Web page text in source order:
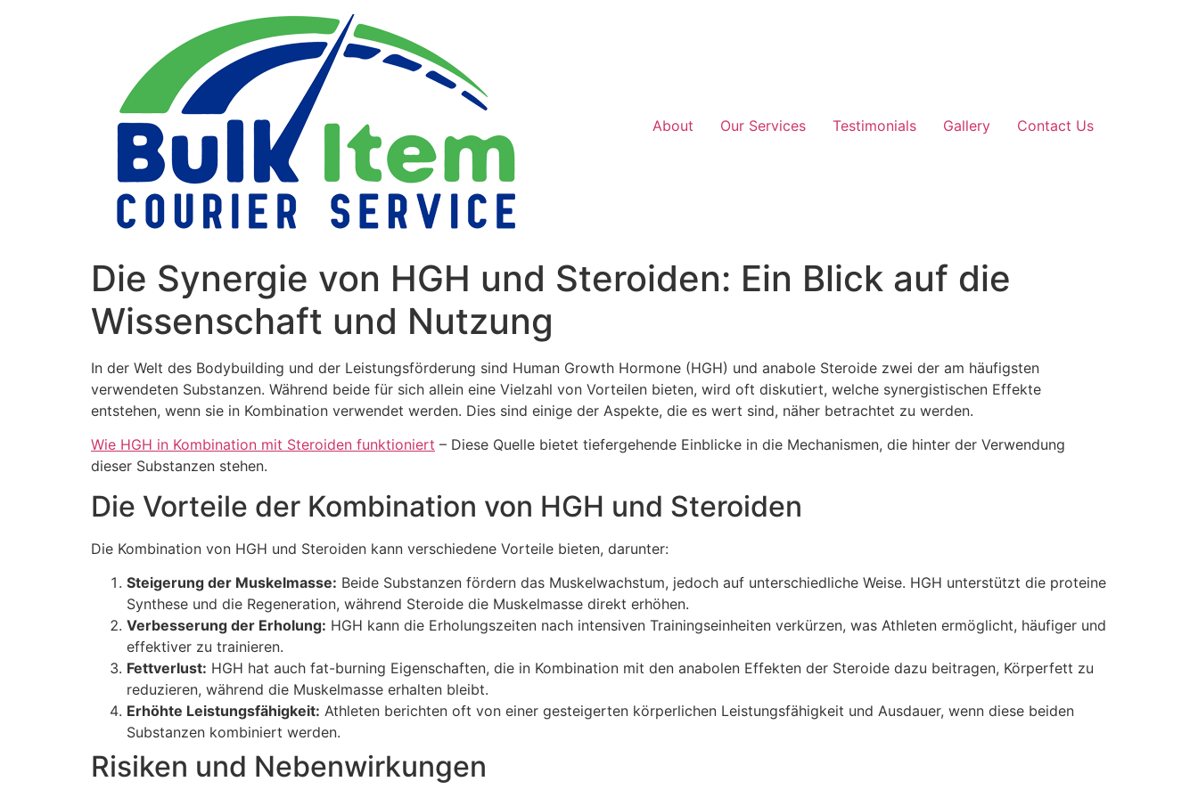
About Our Services Testimonials Gallery Contact Us
Die Synergie von HGH und Steroiden: Ein Blick auf die
Wissenschaft und Nutzung
In der Welt des Bodybuilding und der Leistungsförderung sind Human Growth Hormone (HGH) und anabole Steroide zwei der am häufigsten
verwendeten Substanzen. Während beide für sich allein eine Vielzahl von Vorteilen bieten, wird oft diskutiert, welche synergistischen Effekte
entstehen, wenn sie in Kombination verwendet werden. Dies sind einige der Aspekte, die es wert sind, näher betrachtet zu werden.
Wie HGH in Kombination mit Steroiden funktioniert – Diese Quelle bietet tiefergehende Einblicke in die Mechanismen, die hinter der Verwendung
dieser Substanzen stehen.
Die Vorteile der Kombination von HGH und Steroiden
Die Kombination von HGH und Steroiden kann verschiedene Vorteile bieten, darunter:
Steigerung der Muskelmasse: Beide Substanzen fördern das Muskelwachstum, jedoch auf unterschiedliche Weise. HGH unterstützt die proteine
Synthese und die Regeneration, während Steroide die Muskelmasse direkt erhöhen.
Verbesserung der Erholung: HGH kann die Erholungszeiten nach intensiven Trainingseinheiten verkürzen, was Athleten ermöglicht, häufiger und
effektiver zu trainieren.
Fettverlust: HGH hat auch fat-burning Eigenschaften, die in Kombination mit den anabolen Effekten der Steroide dazu beitragen, Körperfett zu
reduzieren, während die Muskelmasse erhalten bleibt.
Erhöhte Leistungsfähigkeit: Athleten berichten oft von einer gesteigerten körperlichen Leistungsfähigkeit und Ausdauer, wenn diese beiden
Substanzen kombiniert werden.
Risiken und Nebenwirkungen